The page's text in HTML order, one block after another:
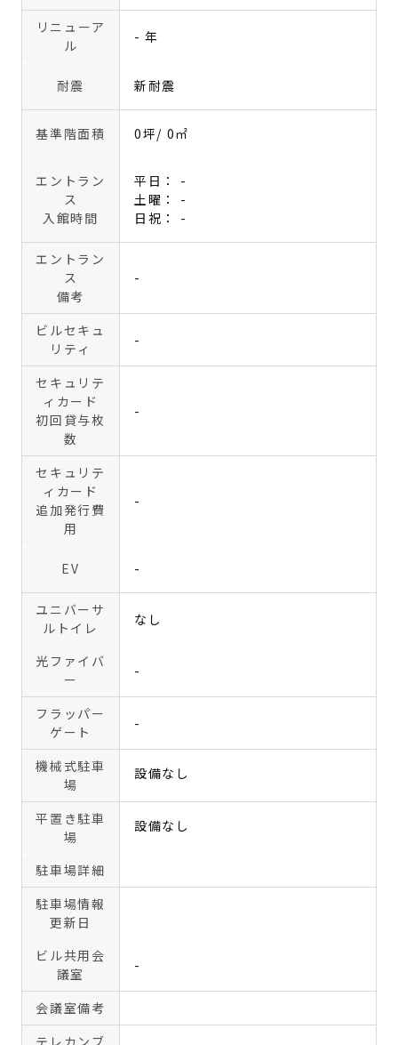
リニューア
ル
- 年
耐震 新耐震
基準階面積 0坪/ 0㎡
エントラン
ス
入館時間
平日： -
土曜： -
日祝： -
エントラン
ス
備考
-
ビルセキュ
リティ
-
セキュリテ
ィカード
初回貸与枚
数
-
セキュリテ
ィカード
追加発行費
用
-
EV -
ユニバーサ
ルトイレ
なし
光ファイバ
ー
-
フラッパー
ゲート
-
機械式駐車
場
設備なし
平置き駐車
場
設備なし
駐車場詳細
駐車場情報
更新日
ビル共用会
議室
-
会議室備考
テレカンブ